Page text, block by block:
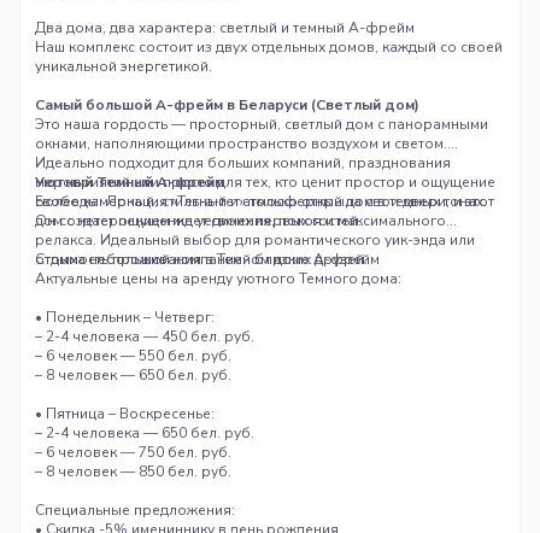
Два дома, два характера: светлый и темный А-фрейм
Наш комплекс состоит из двух отдельных домов, каждый со своей
уникальной энергетикой.
Самый большой А-фрейм в Беларуси (Светлый дом)
Это наша гордость — просторный, светлый дом с панорамными
окнами, наполняющими пространство воздухом и светом.
Идеально подходит для больших компаний, празднования
мероприятий или просто для тех, кто ценит простор и ощущение
свободы. Локация «Тет-а-тет» только открыла свои двери, и этот
дом с нетерпением ждет своих первых гостей.
Уютный Темный А-фрейм
Более камерный, стильный и атмосферный дом в темных тонах.
Он создает ощущение уединения, покоя и максимального
релакса. Идеальный выбор для романтического уик-энда или
отдыха небольшой компанией близких друзей.
Стоимость проживания в Темном доме А-фрейм
Актуальные цены на аренду уютного Темного дома:
• Понедельник – Четверг:
– 2-4 человека — 450 бел. руб.
– 6 человек — 550 бел. руб.
– 8 человек — 650 бел. руб.
• Пятница – Воскресенье:
– 2-4 человека — 650 бел. руб.
– 6 человек — 750 бел. руб.
– 8 человек — 850 бел. руб.
Специальные предложения:
• Скидка -5% имениннику в день рождения.